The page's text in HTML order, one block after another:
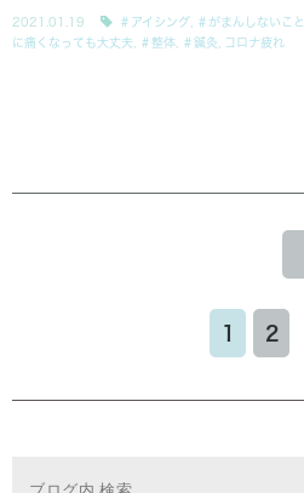
2021.01.19 ＃アイシング ＃がまんしないこと
に痛くなっても大丈夫
＃整体 ＃鍼灸 コロナ疲れ
1 2